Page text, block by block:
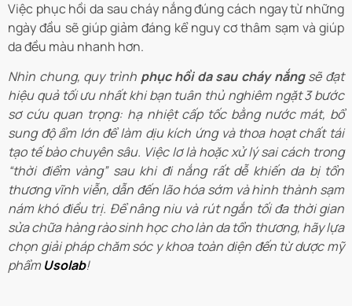
Việc phục hồi da sau cháy nắng đúng cách ngay từ những
ngày đầu sẽ giúp giảm đáng kể nguy cơ thâm sạm và giúp
da đều màu nhanh hơn.
Nhìn chung, quy trình phục hồi da sau cháy nắngsẽ đạt
hiệu quả tối ưu nhất khi bạn tuân thủ nghiêm ngặt 3 bước
sơ cứu quan trọng: hạ nhiệt cấp tốc bằng nước mát, bổ
sung độ ẩm lớn để làm dịu kích ứng và thoa hoạt chất tái
tạo tế bào chuyên sâu. Việc lơ là hoặc xử lý sai cách trong
“thời điểm vàng” sau khi đi nắng rất dễ khiến da bị tổn
thương vĩnh viễn, dẫn đến lão hóa sớm và hình thành sạm
nám khó điều trị. Để nâng niu và rút ngắn tối đa thời gian
sửa chữa hàng rào sinh học cho làn da tổn thương, hãy lựa
chọn giải pháp chăm sóc y khoa toàn diện đến từ dược mỹ
phẩm Usolab!